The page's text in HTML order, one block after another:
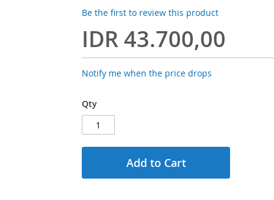
Be the first to review this product
IDR 43.700,00
Notify me when the price drops
Qty
Add to Cart